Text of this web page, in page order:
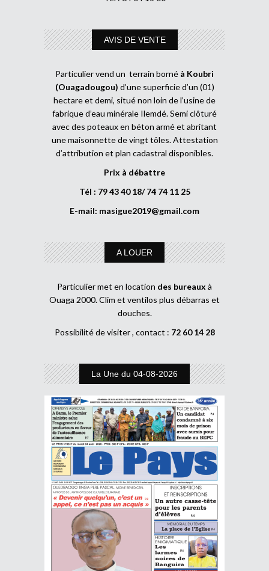
AVIS DE VENTE
Particulier vend un terrain borné à Koubri
(Ouagadougou) d’une superficie d’un (01)
hectare et demi, situé non loin de l’usine de
fabrique d’eau minérale Ilemdé. Semi clôturé
avec des poteaux en béton armé et abritant
une maisonnette de vingt tôles. Attestation
d’attribution et plan cadastral disponibles.
Prix à débattre
Tél : 79 43 40 18/ 74 74 11 25
E-mail: masigue2019@gmail.com
A LOUER
Particulier met en location des bureaux à
Ouaga 2000. Clim et ventilos plus débarras et
douches.
Possibilité de visiter , contact : 72 60 14 28
La Une du 04-08-2026